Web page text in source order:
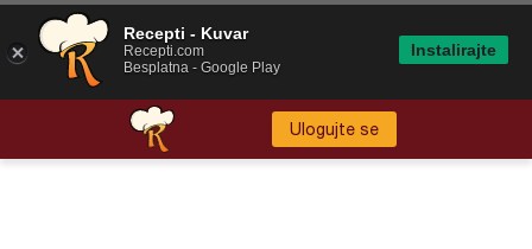
Ulogujte se
Recepti - Kuvar
Recepti.com
Besplatna - Google Play
Instalirajte